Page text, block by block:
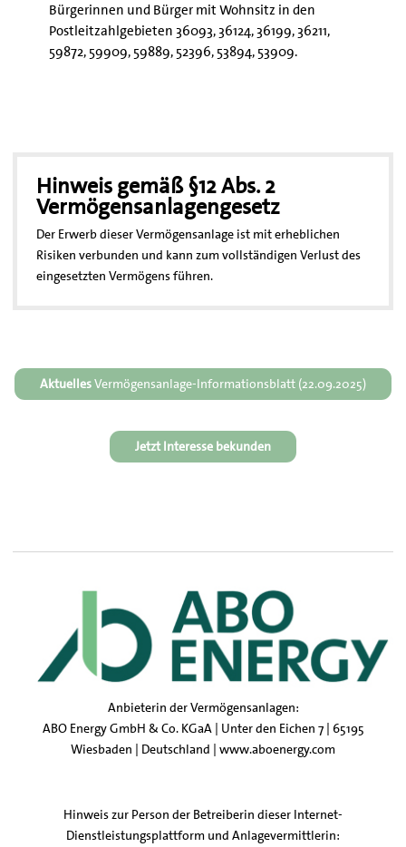
Bürgerinnen und Bürger mit Wohnsitz in den
Postleitzahlgebieten 36093, 36124, 36199, 36211,
59872, 59909, 59889, 52396, 53894, 53909.
Hinweis gemäß §12 Abs. 2
Vermögensanlagengesetz
Der Erwerb dieser Vermögensanlage ist mit erheblichen
Risiken verbunden und kann zum vollständigen Verlust des
eingesetzten Vermögens führen.
AktuellesVermögensanlage-Informationsblatt (22.09.2025)
Jetzt Interesse bekunden
Anbieterin der Vermögensanlagen:
ABO Energy GmbH & Co. KGaA | Unter den Eichen 7 | 65195
Wiesbaden | Deutschland | www.aboenergy.com
Hinweis zur Person der Betreiberin dieser Internet-
Dienstleistungsplattform und Anlagevermittlerin: